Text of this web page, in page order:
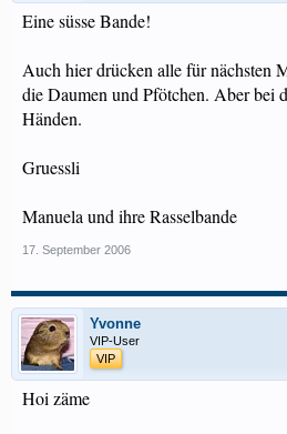
Eine süsse Bande!
Auch hier drücken alle für nächsten
die Daumen und Pfötchen. Aber bei
Händen.
Gruessli
Manuela und ihre Rasselbande
17. September 2006
Yvonne
VIP-User
VIP
Hoi zäme